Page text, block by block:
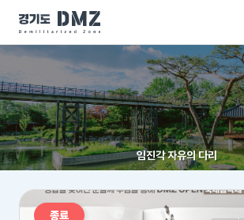
임진각 자유의 다리
종료